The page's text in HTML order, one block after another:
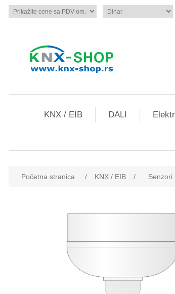
KNX / EIB DALI
Početna stranica / KNX / EIB / Senzori